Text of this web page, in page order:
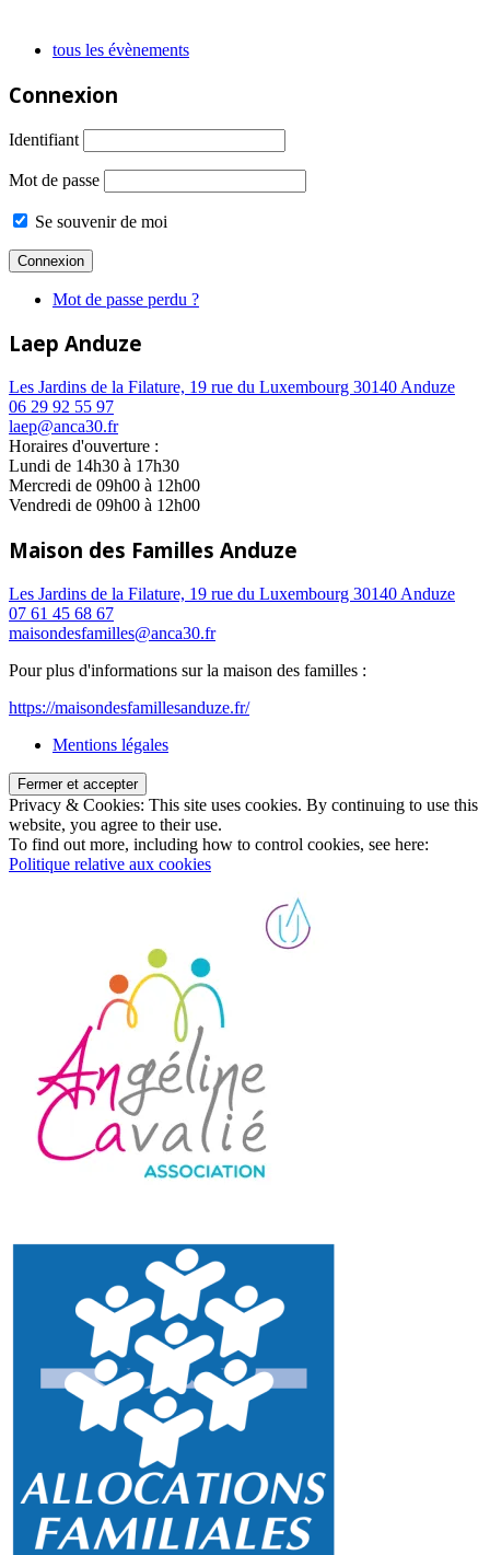
tous les évènements
Connexion
Identifiant
Mot de passe
Se souvenir de moi
Mot de passe perdu ?
Laep Anduze
Les Jardins de la Filature, 19 rue du Luxembourg 30140 Anduze
06 29 92 55 97
laep@anca30.fr
Horaires d'ouverture :
Lundi de 14h30 à 17h30
Mercredi de 09h00 à 12h00
Vendredi de 09h00 à 12h00
Maison des Familles Anduze
Les Jardins de la Filature, 19 rue du Luxembourg 30140 Anduze
07 61 45 68 67
maisondesfamilles@anca30.fr
Pour plus d'informations sur la maison des familles :
https://maisondesfamillesanduze.fr/
Mentions légales
Privacy & Cookies: This site uses cookies. By continuing to use this
website, you agree to their use.
To find out more, including how to control cookies, see here:
Politique relative aux cookies